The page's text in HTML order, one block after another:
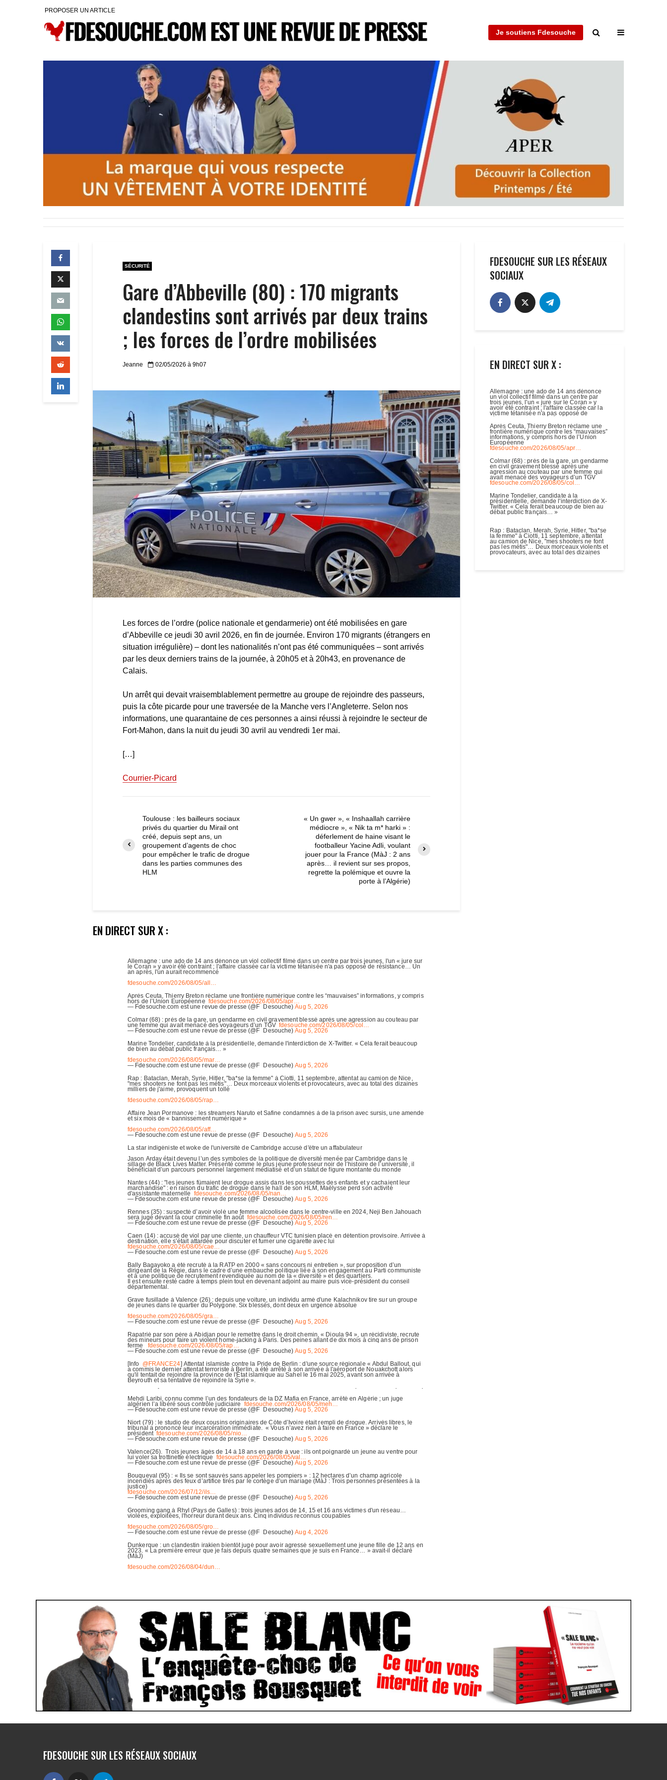
PROPOSER UN ARTICLE
Je soutiens Fdesouche
SÉCURITÉ
Gare d’Abbeville (80) : 170 migrants
clandestins sont arrivés par deux trains
; les forces de l’ordre mobilisées
Jeanne 02/05/2026 à 9h07
Les forces de l’ordre (police nationale et gendarmerie) ont été mobilisées en gare
d’Abbeville ce jeudi 30 avril 2026, en fin de journée. Environ 170 migrants (étrangers en
situation irrégulière) – dont les nationalités n’ont pas été communiquées – sont arrivés
par les deux derniers trains de la journée, à 20h05 et à 20h43, en provenance de
Calais.
Un arrêt qui devait vraisemblablement permettre au groupe de rejoindre des passeurs,
puis la côte picarde pour une traversée de la Manche vers l’Angleterre. Selon nos
informations, une quarantaine de ces personnes a ainsi réussi à rejoindre le secteur de
Fort-Mahon, dans la nuit du jeudi 30 avril au vendredi 1er mai.
[…]
Courrier-Picard
Toulouse : les bailleurs sociaux
privés du quartier du Mirail ont
créé, depuis sept ans, un
groupement d’agents de choc
pour empêcher le trafic de drogue
dans les parties communes des
HLM
« Un gwer », « Inshaallah carrière
médiocre », « Nik ta m* harki » :
déferlement de haine visant le
footballeur Yacine Adli, voulant
jouer pour la France (MàJ : 2 ans
après… il revient sur ses propos,
regrette la polémique et ouvre la
porte à l’Algérie)
EN DIRECT SUR X :
FDESOUCHE SUR LES RÉSEAUX
SOCIAUX
EN DIRECT SUR X :
FDESOUCHE SUR LES RÉSEAUX SOCIAUX